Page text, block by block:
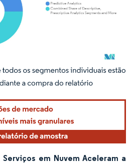
reuso requer atribuição conforme CC BY 4.0.
em Nuvem Aceleram a